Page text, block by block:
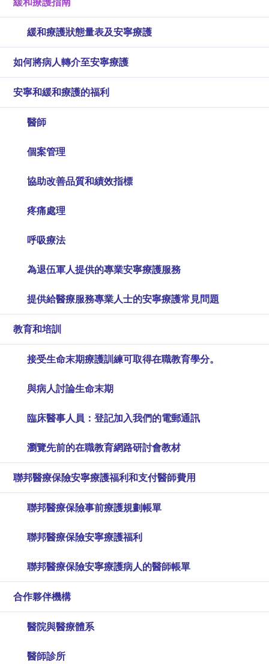
緩和療護狀態量表及安寧療護
如何將病人轉介至安寧療護
安寧和緩和療護的福利
醫師
個案管理
協助改善品質和績效指標
疼痛處理
呼吸療法
為退伍軍人提供的專業安寧療護服務
提供給醫療服務專業人士的安寧療護常見問題
教育和培訓
接受生命末期療護訓練可取得在職教育學分。
與病人討論生命末期
臨床醫事人員：登記加入我們的電郵通訊
瀏覽先前的在職教育網路研討會教材
聯邦醫療保險安寧療護福利和支付醫師費用
聯邦醫療保險​​​​​​​事前療護規劃帳單
聯邦醫療保險安寧療護福利
聯邦醫療保險安寧療護病人的醫師帳單
合作夥伴機構
醫院與醫療體系
醫師診所